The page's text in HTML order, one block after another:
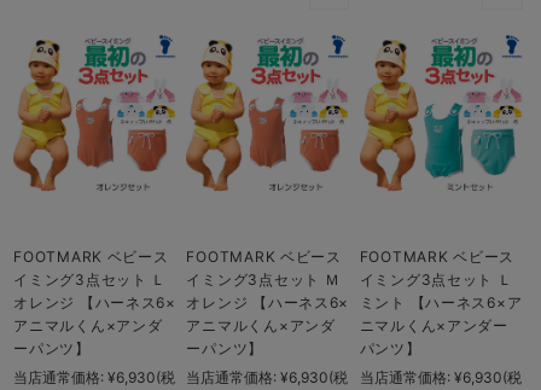
FOOTMARK ベビース
イミング3点セット Ｌ
オレンジ 【ハーネス6×
アニマルくん×アンダ
ーパンツ】
当店通常価格: ¥6,930(税
FOOTMARK ベビース
イミング3点セット Ｍ
オレンジ 【ハーネス6×
アニマルくん×アンダ
ーパンツ】
当店通常価格: ¥6,930(税
FOOTMARK ベビース
イミング3点セット Ｌ
ミント 【ハーネス6×ア
ニマルくん×アンダー
パンツ】
当店通常価格: ¥6,930(税